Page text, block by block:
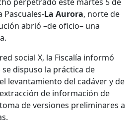
Pascuales-La Aurora, norte de
abrió –de oficio– una
social X, la Fiscalía informó
dispuso la práctica de
levantamiento del cadáver y de
de información de
de versiones preliminares a